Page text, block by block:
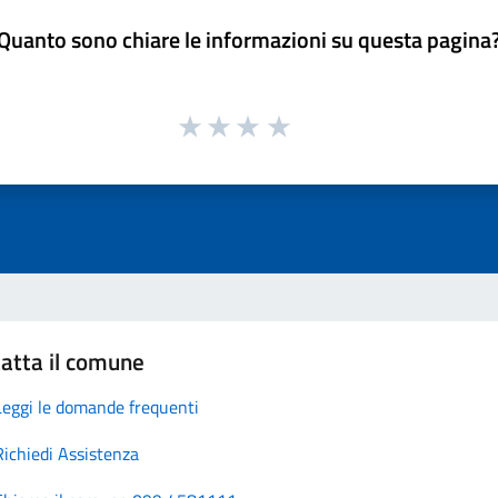
sono chiare le informazioni su questa
il comune
le domande frequenti
Assistenza